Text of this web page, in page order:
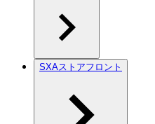
SXAストアフロント